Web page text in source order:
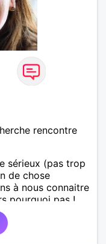
rencontre
sérieux (pas trop
de chose
à nous connaitre
pourquoi pas !